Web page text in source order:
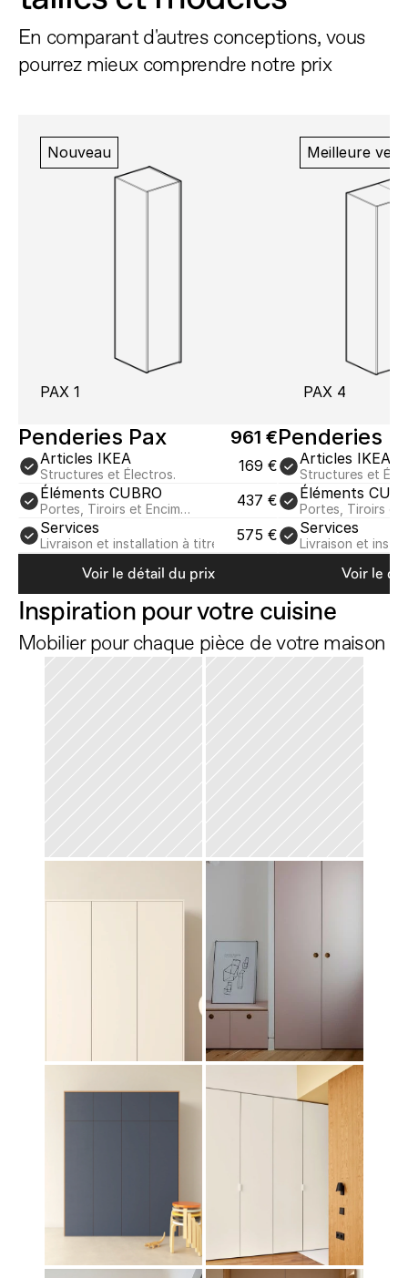
En comparant d'autres conceptions, vous
pourrez mieux comprendre notre prix
Nouveau
PAX 1
Penderies Pax 961 €
Articles IKEA
Structures et Électros.
169 €
Éléments CUBRO
Portes, Tiroirs et Encim…
437 €
Services
Livraison et installation à titre indicatif
575 €
Voir le détail du prix
Meilleure
PAX 4
Penderies
Articles IKEA
Structures et
Éléments
Portes, Tiroirs et
Services
Livraison et
Voir le
Inspiration pour votre cuisine
Mobilier pour chaque pièce de votre maison